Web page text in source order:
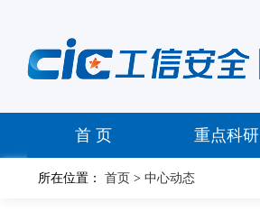
首 页 重点科研
所在位置： 首页 >中心动态